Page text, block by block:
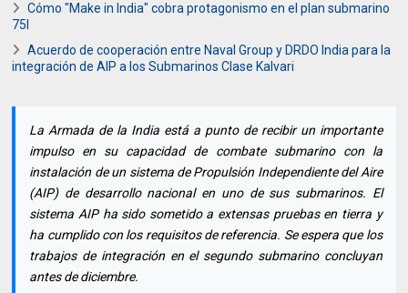
Cómo "Make in India" cobra protagonismo en el plan submarino
75I
Acuerdo de cooperación entre Naval Group y DRDO India para la
integración de AIP a los Submarinos Clase Kalvari
La Armada de la India está a punto de recibir un importante
impulso en su capacidad de combate submarino con la
instalación de un sistema de Propulsión Independiente del Aire
(AIP) de desarrollo nacional en uno de sus submarinos. El
sistema AIP ha sido sometido a extensas pruebas en tierra y
ha cumplido con los requisitos de referencia. Se espera que los
trabajos de integración en el segundo submarino concluyan
antes de diciembre.